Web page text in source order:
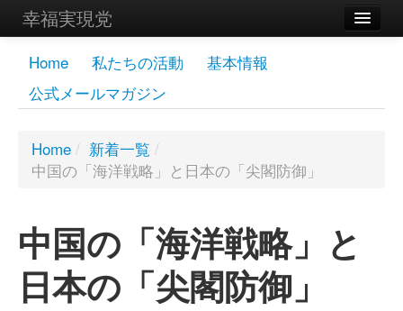
幸福実現党
メンバーズページ
党員
お問い合わせ
Home 私たちの活動
基本情報
公式メールマガジン
Home / 新着一覧 /
中国の「海洋戦略」と日本の「尖閣防御」
中国の「海洋戦略」と
日本の「尖閣防御」